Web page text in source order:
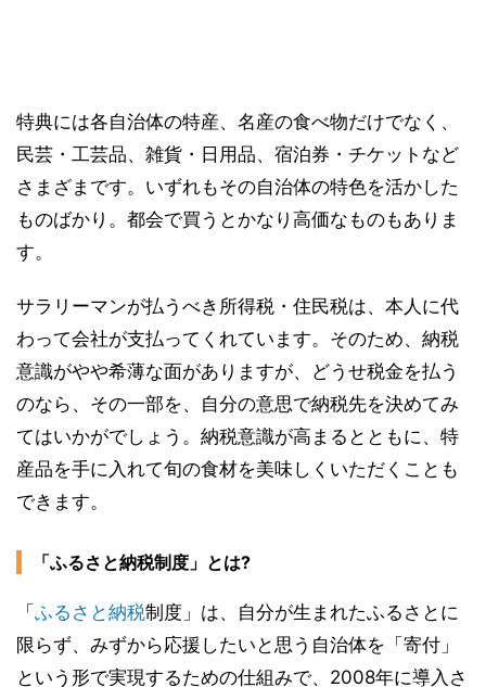
特典には各自治体の特産、名産の食べ物だけでなく、
民芸・工芸品、雑貨・日用品、宿泊券・チケットなど
さまざまです。いずれもその自治体の特色を活かした
ものばかり。都会で買うとかなり高価なものもありま
す。
サラリーマンが払うべき所得税・住民税は、本人に代
わって会社が支払ってくれています。そのため、納税
意識がやや希薄な面がありますが、どうせ税金を払う
のなら、その一部を、自分の意思で納税先を決めてみ
てはいかがでしょう。納税意識が高まるとともに、特
産品を手に入れて旬の食材を美味しくいただくことも
できます。
「ふるさと納税制度」とは?
「 ふるさと納税制度」は、自分が生まれたふるさとに
限らず、みずから応援したいと思う自治体を「寄付」
という形で実現するための仕組みで、2008年に導入さ